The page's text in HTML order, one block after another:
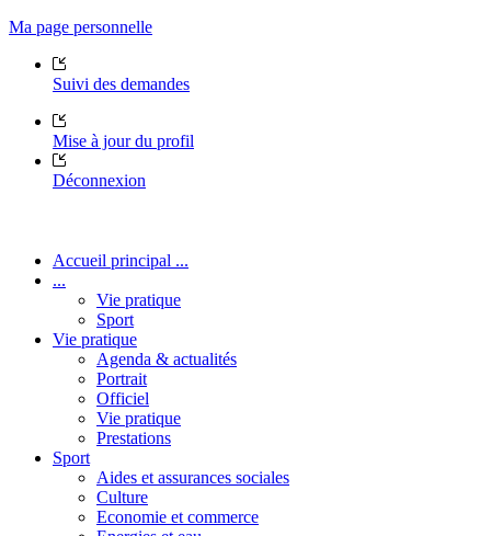
Ma page personnelle
Suivi des demandes
Mise à jour du profil
Déconnexion
Accueil principal ...
...
Vie pratique
Sport
Vie pratique
Agenda & actualités
Portrait
Officiel
Vie pratique
Prestations
Sport
Aides et assurances sociales
Culture
Economie et commerce